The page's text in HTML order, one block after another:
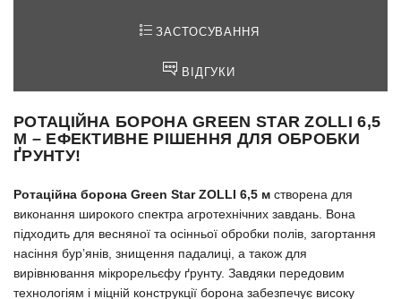
ЗАСТОСУВАННЯ
ВІДГУКИ
РОТАЦІЙНА БОРОНАGREEN STAR ZOLLI 6,5
М – ЕФЕКТИВНЕ РІШЕННЯ ДЛЯ ОБРОБКИ
ҐРУНТУ!
Ротаційна борона Green Star ZOLLI 6,5 м створена для
виконання широкого спектра агротехнічних завдань. Вона
підходить для весняної та осінньої обробки полів, загортання
насіння бур’янів, знищення падалиці, а також для
вирівнювання мікрорельєфу ґрунту. Завдяки передовим
технологіям і міцній конструкції борона забезпечує високу